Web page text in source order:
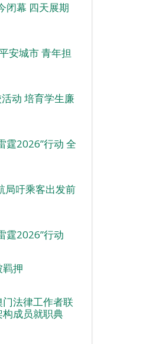
闭幕 四天展期
安城市 青年担
活动 培育学生廉
霆2026”行动 全
局吁乘客出发前
霆2026”行动
押
法律工作者联
成员就职典